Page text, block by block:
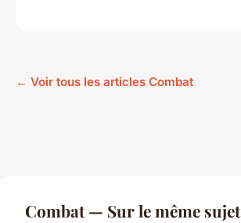
← Voir tous les articles Combat
Combat — Sur le même sujet